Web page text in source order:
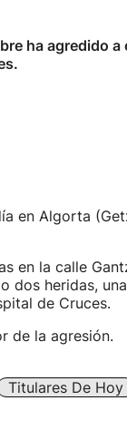
ha agredido
en Algorta
en la calle
dos heridas,
de Cruces.
de la agresión.
Titulares De Hoy